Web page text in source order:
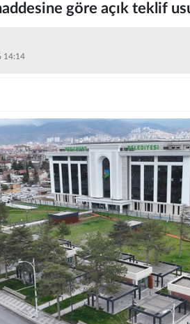
göre açık teklif
14:14